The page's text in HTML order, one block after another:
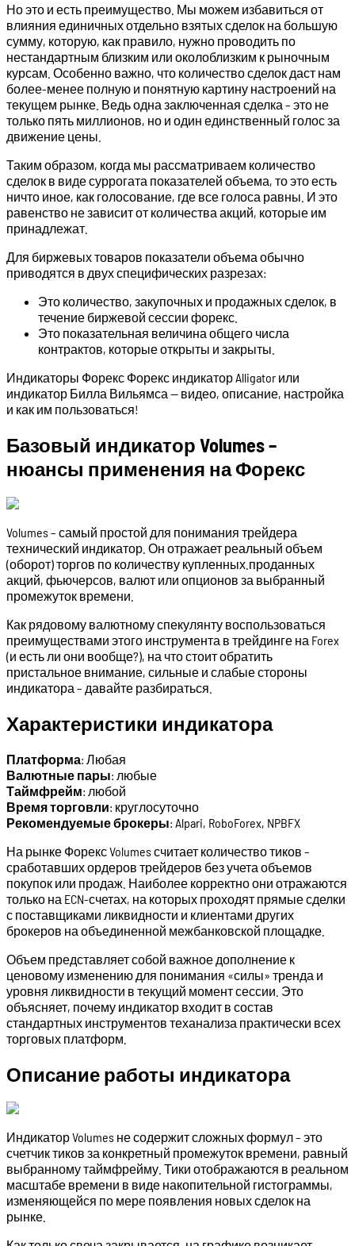
Но это и есть преимущество. Мы можем избавиться от
влияния единичных отдельно взятых сделок на большую
сумму, которую, как правило, нужно проводить по
нестандартным близким или околоблизким к рыночным
курсам. Особенно важно, что количество сделок даст нам
более-менее полную и понятную картину настроений на
текущем рынке. Ведь одна заключенная сделка – это не
только пять миллионов, но и один единственный голос за
движение цены.
Таким образом, когда мы рассматриваем количество
сделок в виде суррогата показателей объема, то это есть
ничто иное, как голосование, где все голоса равны. И это
равенство не зависит от количества акций, которые им
принадлежат.
Для биржевых товаров показатели объема обычно
приводятся в двух специфических разрезах:
Это количество, закупочных и продажных сделок, в
течение биржевой сессии форекс.
Это показательная величина общего числа
контрактов, которые открыты и закрыты.
Индикаторы Форекс Форекс индикатор Alligator или
индикатор Билла Вильямса — видео, описание, настройка
и как им пользоваться!
Базовый индикатор Volumes –
нюансы применения на Форекс
Volumes – самый простой для понимания трейдера
технический индикатор. Он отражает реальный объем
(оборот) торгов по количеству купленных.проданных
акций, фьючерсов, валют или опционов за выбранный
промежуток времени.
Как рядовому валютному спекулянту воспользоваться
преимуществами этого инструмента в трейдинге на Forex
(и есть ли они вообще?), на что стоит обратить
пристальное внимание, сильные и слабые стороны
индикатора – давайте разбираться.
Характеристики индикатора
Платформа: Любая
Валютные пары: любые
Таймфрейм: любой
Время торговли: круглосуточно
Рекомендуемыеброкеры: Alpari, RoboForex, NPBFX
На рынке Форекс Volumes считает количество тиков –
сработавших ордеров трейдеров без учета объемов
покупок или продаж. Наиболее корректно они отражаются
только на ECN-счетах, на которых проходят прямые сделки
с поставщиками ликвидности и клиентами других
брокеров на объединенной межбанковской площадке.
Объем представляет собой важное дополнение к
ценовому изменению для понимания «силы» тренда и
уровня ликвидности в текущий момент сессии. Это
объясняет, почему индикатор входит в состав
стандартных инструментов теханализа практически всех
торговых платформ.
Описание работы индикатора
Индикатор Volumes не содержит сложных формул – это
счетчик тиков за конкретный промежуток времени, равный
выбранному таймфрейму. Тики отображаются в реальном
масштабе времени в виде накопительной гистограммы,
изменяющейся по мере появления новых сделок на
рынке.